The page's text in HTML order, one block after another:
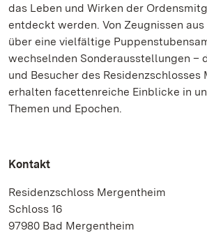
das Leben und Wirken der
entdeckt werden. Von Zeugnissen
über eine vielfältige
wechselnden Sonderausstellungen –
und Besucher des Residenzschlosses
erhalten facettenreiche Einblicke in
Themen und Epochen.
Kontakt
Residenzschloss Mergentheim
Schloss 16
97980 Bad Mergentheim